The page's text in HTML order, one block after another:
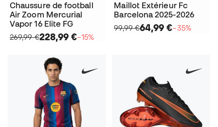
Chaussure de football
Air Zoom Mercurial
Vapor 16 Elite FG
269,99 €228,99 €−15%
Maillot Extérieur Fc
Barcelona 2025-2026
99,99 €64,99 €−35%